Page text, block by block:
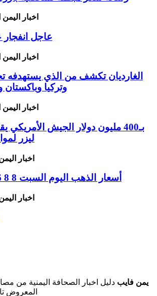
اخبار اليمن
عاجل انفجار
اخبار اليمن
الغارديان تكشف من الذي يستهدفه
وتركيا
اخبار اليمن
بـ400 مليون دولار الجيش
ليزر
اخبار
أسعار الذهب اليوم السبت 8 8 2026 في اليمن
اخبار
يمن فايب دليل اخبار الصحافة اليمنية من
المعروض